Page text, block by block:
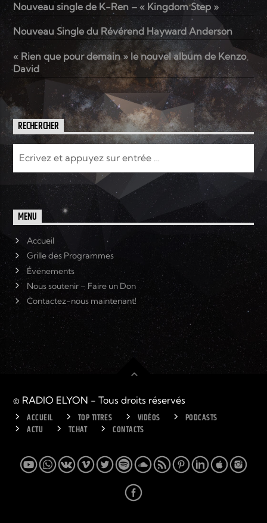
Elyon Live
Elyon Kids
Nouveau single de K-Ren – « Kingdom Step »
Nouveau Single du Révérend Hayward Anderson
« Rien que pour demain » le nouvel album de Kenzo
David
RECHERCHER
MENU
Accueil
Grille des Programmes
Événements
Nous soutenir – Faire un Don
Contactez-nous maintenant!
© RADIO ELYON - Tous droits réservés
ACCUEIL TOP TITRES VIDÉOS
PODCASTS
ACTU
TCHAT CONTACTS